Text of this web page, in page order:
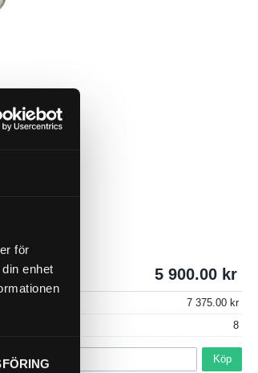
för
enhet
5 900.00
7 375.00
8
Köp